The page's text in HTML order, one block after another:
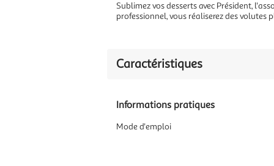
Sublimez vos desserts avec Président,
professionnel, vous réaliserez des volutes
Caractéristiques
Informations pratiques
Mode d'emploi